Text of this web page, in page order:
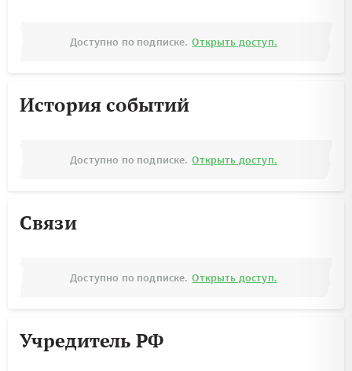
Доступно по подписке. Открыть доступ.
История событий
Доступно по подписке. Открыть доступ.
Связи
Доступно по подписке. Открыть доступ.
Учредитель РФ